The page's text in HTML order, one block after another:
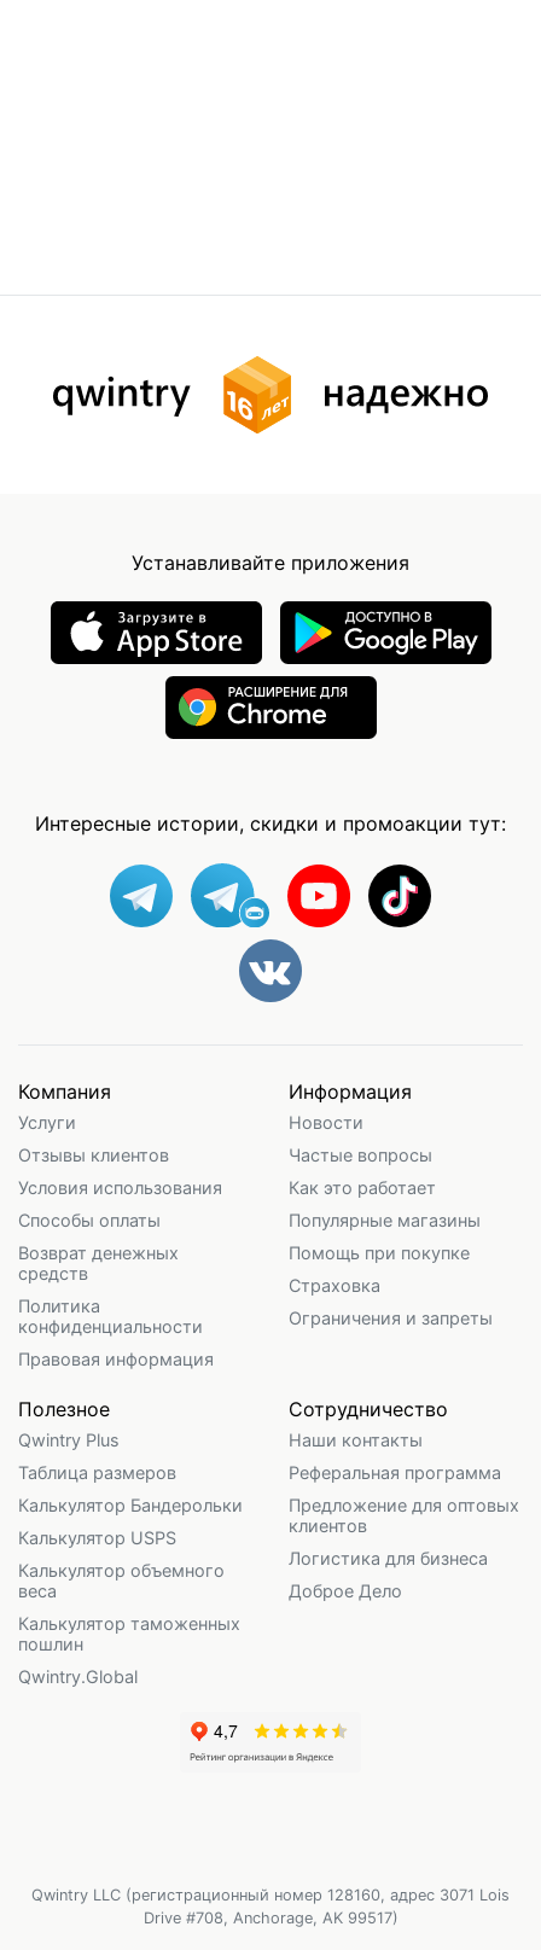
Устанавливайте приложения
Интересные истории, скидки и промоакции тут:
Компания
Услуги
Отзывы клиентов
Условия использования
Способы оплаты
Возврат денежных
средств
Политика
конфиденциальности
Правовая информация
Информация
Новости
Частые вопросы
Как это работает
Популярные магазины
Помощь при покупке
Страховка
Ограничения и запреты
Полезное
Qwintry Plus
Таблица размеров
Калькулятор Бандерольки
Калькулятор USPS
Калькулятор объемного
веса
Калькулятор таможенных
пошлин
Qwintry.Global
Сотрудничество
Наши контакты
Реферальная программа
Предложение для оптовых
клиентов
Логистика для бизнеса
Доброе Дело
Qwintry LLC (регистрационный номер 128160, адрес 3071 Lois
Drive #708, Anchorage, AK 99517)